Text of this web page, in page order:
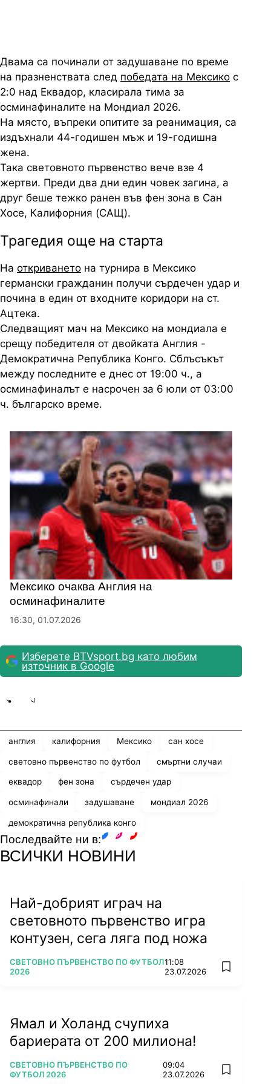
Двама са починали от задушаване по време
на празненствата след победата на Мексико с
2:0 над Еквадор, класирала тима за
осминафиналите на Мондиал 2026.
На място, въпреки опитите за реанимация, са
издъхнали 44-годишен мъж и 19-годишна
жена.
Така световното първенство вече взе 4
жертви. Преди два дни един човек загина, а
друг беше тежко ранен във фен зона в Сан
Хосе, Калифорния (САЩ).
Трагедия още на старта
На откриването на турнира в Мексико
германски гражданин получи сърдечен удар и
почина в един от входните коридори на ст.
Ацтека.
Следващият мач на Мексико на мондиала е
срещу победителя от двойката Англия -
Демократична Република Конго. Сблъсъкът
между последните е днес от 19:00 ч., а
осминафиналът е насрочен за 6 юли от 03:00
ч. българско време.
Мексико очаква Англия на
осминафиналите
16:30, 01.07.2026
Изберете BTVsport.bg като любим
източник в Google
англия калифорния Мексико сан хосе
световно първенство по футбол смъртни случаи
еквадор фен зона сърдечен удар
осминафинали задушаване мондиал 2026
демократична република конго
Последвайте ни в:
ВСИЧКИ НОВИНИ
Най-добрият играч на
световното първенство игра
контузен, сега ляга под ножа
ПОВЕЧЕ ОТ
СВЕТОВНО ПЪРВЕНСТВО ПО ФУТБОЛ
2026
11:08
23.07.2026
add
Ямал и Холанд счупиха
бариерата от 200 милиона!
ПОВЕЧЕ ОТ
СВЕТОВНО ПЪРВЕНСТВО ПО
ФУТБОЛ 2026
09:04
23.07.2026
add